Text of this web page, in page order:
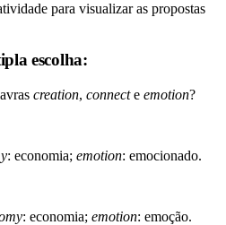
para visualizar as propostas
escolha:
creation, connecte emotion?
: economia; emotion: emocionado.
: economia; emotion: emoção.